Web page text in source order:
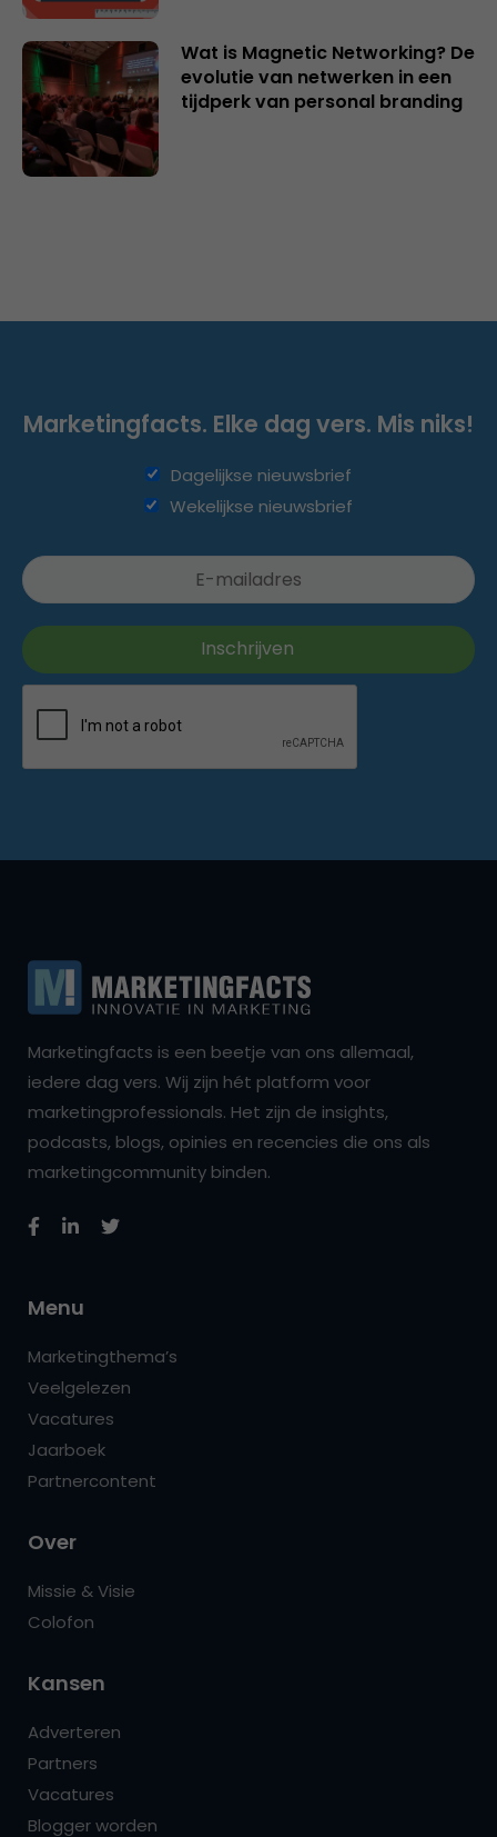
Wat is Magnetic Networking? De
evolutie van netwerken in een
tijdperk van personal branding
Marketingfacts. Elke dag vers. Mis niks!
Dagelijkse nieuwsbrief
Wekelijkse nieuwsbrief
Marketingfacts is een beetje van ons allemaal,
iedere dag vers. Wij zijn hét platform voor
marketingprofessionals. Het zijn de insights,
podcasts, blogs, opinies en recencies die ons als
marketingcommunity binden.
Menu
Marketingthema’s
Veelgelezen
Vacatures
Jaarboek
Partnercontent
Over
Missie & Visie
Colofon
Kansen
Adverteren
Partners
Vacatures
Blogger worden